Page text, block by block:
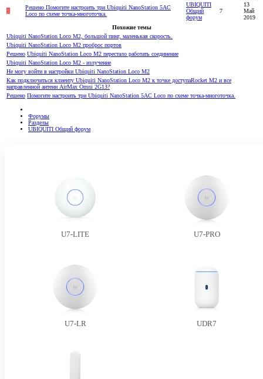
S
Решено Помогите настроить три Ubiquiti NanoStation 5AC
Loco по схеме точка-многоточка.
UBIQUITI
Общий
форум
7
13
Май
2019
Похожие темы
Ubiquiti NanoStation Loco M2, большой пинг, маленькая скорость.
Ubiquiti NanoStation Loco M2 проброс портов
Решено Ubiquiti NanoStation Loco M2 перестало работать соединение
Ubiquiti NanoStation Loco M2 - излучение
Не могу войти в настройки Ubiquiti NanoStation Loco M2
Как подключиться клиенту Ubiquiti NanoStation Loco M2 к точке доступаRocket M2 и все
направленной антенн AirMax Omni 2G1З?
Решено Помогите настроить три Ubiquiti NanoStation 5AC Loco по схеме точка-многоточка.
Форумы
Разделы
UBIQUITI Общий форум
U7-LITE U7-PRO
U7-LR UDR7